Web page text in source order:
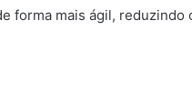
forma mais ágil,